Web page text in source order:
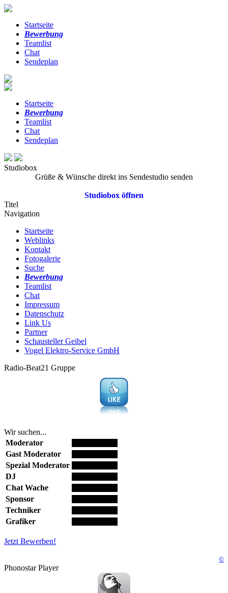
Startseite
Bewerbung
Teamlist
Chat
Sendeplan
Startseite
Bewerbung
Teamlist
Chat
Sendeplan
Studiobox
Grüße & Wünsche direkt ins Sendestudio senden
Studiobox öffnen
Titel
Navigation
Startseite
Weblinks
Kontakt
Fotogalerie
Suche
Bewerbung
Teamlist
Chat
Impressum
Datenschutz
Link Us
Partner
Schausteller Geibel
Vogel Elektro-Service GmbH
Radio-Beat21 Gruppe
Wir suchen...
Moderator
Gast Moderator
Spezial Moderator
DJ
Chat Wache
Sponsor
Techniker
Grafiker
Jetzt Bewerben!
©
Phonostar Player